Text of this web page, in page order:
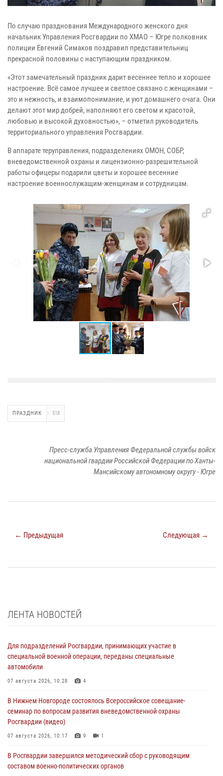
По случаю празднования Международного женского дня
начальник Управления Росгвардии по ХМАО – Югре полковник
полиции Евгений Симаков поздравил представительниц
прекрасной половины с наступающим праздником.
«Этот замечательный праздник дарит весеннее тепло и хорошее
настроение. Всё самое лучшее и светлое связано с женщинами –
это и нежность, и взаимопонимание, и уют домашнего очага. Они
делают этот мир добрей, наполняют его светом и красотой,
любовью и высокой духовностью», – отметил руководитель
территориального управления Росгвардии.
В аппарате теруправления, подразделениях ОМОН, СОБР,
вневедомственной охраны и лицензионно-разрешительной
работы офицеры подарили цветы и хорошее весенние
настроение военнослужащим-женщинам и сотрудницам.
ПРАЗДНИК 518
Пресс-служба Управления Федеральной службы войск
национальной гвардии Российской Федерации по Ханты-
Мансийскому автономному округу - Югре
← Предыдущая Следующая →
ЛЕНТА НОВОСТЕЙ
Для подразделений Росгвардии, принимающих участие в
специальной военной операции, переданы специальные
автомобили
07 августа 2026, 10:28 4
В Нижнем Новгороде состоялось Всероссийское совещание-
семинар по вопросам развития вневедомственной охраны
Росгвардии (видео)
07 августа 2026, 10:17 9 1
В Росгвардии завершился методический сбор с руководящим
составом военно-политических органов